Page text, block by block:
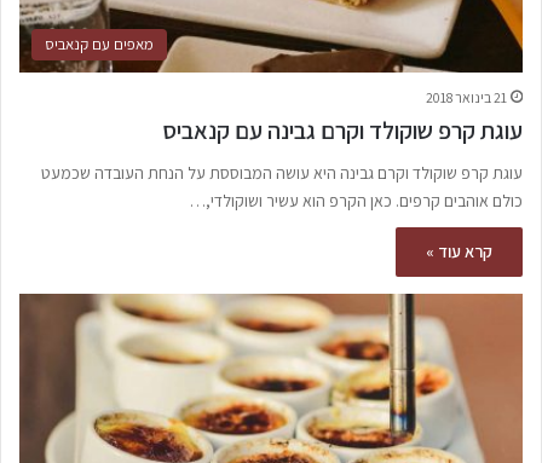
מאפים עם קנאביס
21 בינואר 2018
עוגת קרפ שוקולד וקרם גבינה עם קנאביס
עוגת קרפ שוקולד וקרם גבינה היא עושה המבוססת על הנחת העובדה שכמעט
כולם אוהבים קרפים. כאן הקרפ הוא עשיר ושוקולדי,…
קרא עוד »